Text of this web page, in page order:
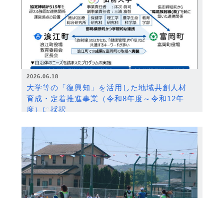
2026.06.18
大学等の「復興知」を活用した地域共創人材
育成・定着推進事業（令和8年度～令和12年
度）に採択